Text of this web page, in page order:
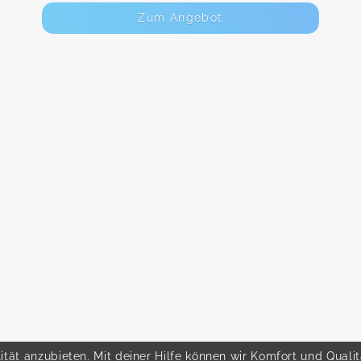
Zum Angebot
anzubieten. Mit deiner Hilfe können wir Komfort und